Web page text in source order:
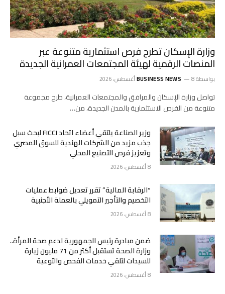
وزارة الإسكان تطرح فرص استثمارية متنوعة عبر
المنصات الرقمية لهيئة المجتمعات العمرانية الجديدة
بواسطة BUSINESS NEWS 8 أغسطس، 2026
تواصل وزارة الإسكان والمرافق والمجتمعات العمرانية، طرح مجموعة
متنوعة من الفرص الاستثمارية بالمدن الجديدة، من…
وزير الصناعة يلتقي أعضاء اتحاد FICCI لبحث سبل
جذب مزيد من الشركات الهندية للسوق المصري
وتعزيز فرص التصنيع المحلي
8 أغسطس، 2026
“الرقابة المالية” تقرر تعديل ضوابط عمليات
التخصيم والتأجير التمويلي بالعملة الأجنبية
8 أغسطس، 2026
ضمن مبادرة رئيس الجمهورية لدعم صحة المرأة..
وزارة الصحة تستقبل أكثر من 71 مليون زيارة
للسيدات لتلقي خدمات الفحص والتوعية
8 أغسطس، 2026